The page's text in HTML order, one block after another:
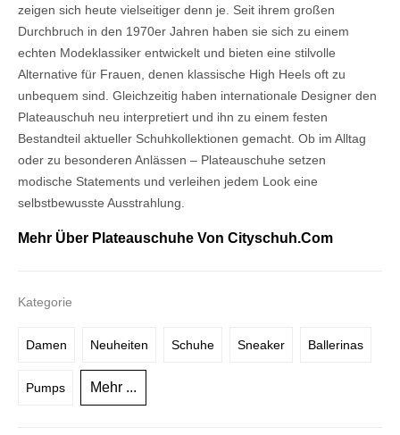
zeigen sich heute vielseitiger denn je. Seit ihrem großen
Durchbruch in den 1970er Jahren haben sie sich zu einem
echten Modeklassiker entwickelt und bieten eine stilvolle
Alternative für Frauen, denen klassische High Heels oft zu
unbequem sind. Gleichzeitig haben internationale Designer den
Plateauschuh neu interpretiert und ihn zu einem festen
Bestandteil aktueller Schuhkollektionen gemacht. Ob im Alltag
oder zu besonderen Anlässen – Plateauschuhe setzen
modische Statements und verleihen jedem Look eine
selbstbewusste Ausstrahlung.
Mehr Über Plateauschuhe Von Cityschuh.com
Kategorie
Damen Neuheiten Schuhe Sneaker Ballerinas
Pumps Mehr ...